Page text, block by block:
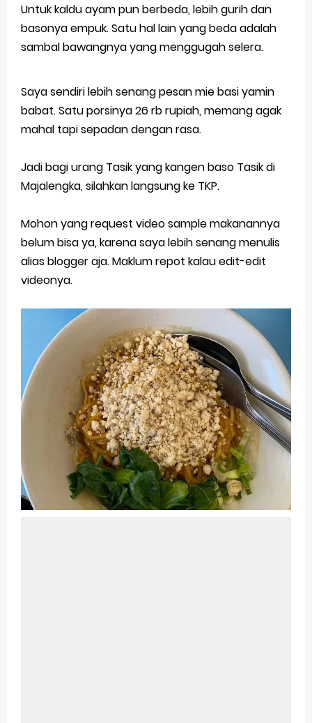
Untuk kaldu ayam pun berbeda, lebih gurih dan
basonya empuk. Satu hal lain yang beda adalah
sambal bawangnya yang menggugah selera.
Saya sendiri lebih senang pesan mie basi yamin
babat. Satu porsinya 26 rb rupiah, memang agak
mahal tapi sepadan dengan rasa.
Jadi bagi urang Tasik yang kangen baso Tasik di
Majalengka, silahkan langsung ke TKP.
Mohon yang request video sample makanannya
belum bisa ya, karena saya lebih senang menulis
alias blogger aja. Maklum repot kalau edit-edit
videonya.